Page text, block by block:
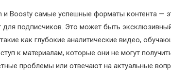
и Boosty самые успешные форматы контента —
подписчиков. Это может быть
как глубокие аналитические видео,
к материалам, которые они не могут
проблемы или отвечают на актуальные